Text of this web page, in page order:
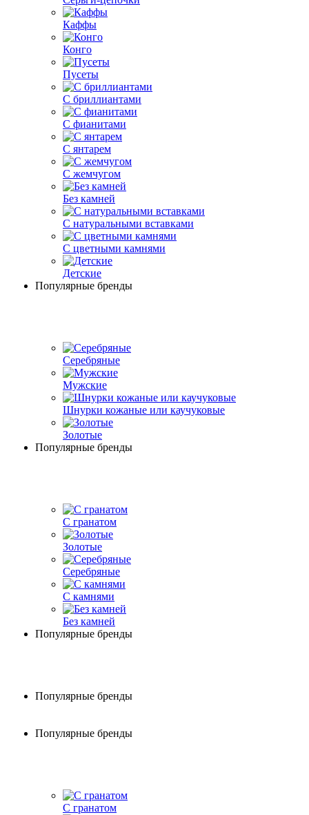
Каффы
Конго
Пусеты
С бриллиантами
С фианитами
С янтарем
С жемчугом
Без камней
С натуральными вставками
С цветными камнями
Детские
Популярные бренды
Серебряные
Мужские
Шнурки кожаные или каучуковые
Золотые
Популярные бренды
С гранатом
Золотые
Серебряные
С камнями
Без камней
Популярные бренды
Популярные бренды
Популярные бренды
С гранатом